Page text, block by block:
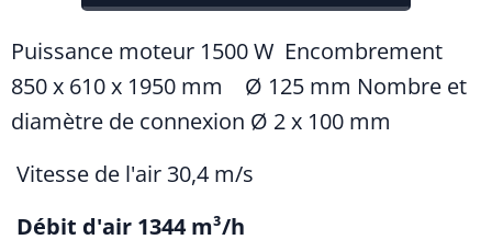
Puissance moteur 1500 W Encombrement
850 x 610 x 1950 mm Ø 125 mm Nombre et
diamètre de connexion Ø 2 x 100 mm
Vitesse de l'air 30,4 m/s
Débit d'air 1344 m³/h